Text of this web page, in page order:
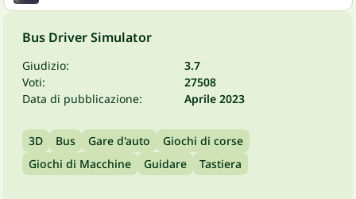
Bus Driver Simulator
Giudizio:
3.7
Voti:
27508
Data di pubblicazione:
Aprile 2023
3D Bus Gare d'auto
Giochi di corse
Giochi di Macchine
Guidare Tastiera